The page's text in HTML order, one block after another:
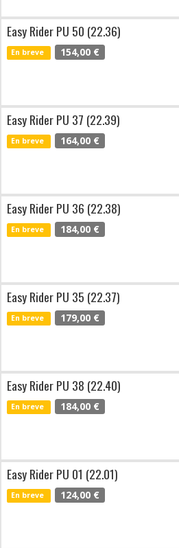
Easy Rider PU 50 (22.36)
En breve 154,00 €
Easy Rider PU 37 (22.39)
En breve 164,00 €
Easy Rider PU 36 (22.38)
En breve 184,00 €
Easy Rider PU 35 (22.37)
En breve 179,00 €
Easy Rider PU 38 (22.40)
En breve 184,00 €
Easy Rider PU 01 (22.01)
En breve 124,00 €